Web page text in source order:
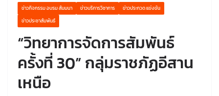
ข่าวกิจกรรม อบรม สัมมนา ข่าวบริการวิชาการ
ข่าวประกวด แข่งขัน
ข่าวประชาสัมพันธ์
“วิทยาการจัดการสัมพันธ์
ครั้งที่ 30” กลุ่มราชภัฏอีสาน
เหนือ